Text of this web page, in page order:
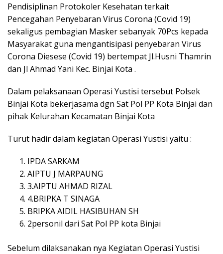
Pendisiplinan Protokoler Kesehatan terkait
Pencegahan Penyebaran Virus Corona (Covid 19)
sekaligus pembagian Masker sebanyak 70Pcs kepada
Masyarakat guna mengantisipasi penyebaran Virus
Corona Diesese (Covid 19) bertempat Jl.Husni Thamrin
dan Jl Ahmad Yani Kec. Binjai Kota .
Dalam pelaksanaan Operasi Yustisi tersebut Polsek
Binjai Kota bekerjasama dgn Sat Pol PP Kota Binjai dan
pihak Kelurahan Kecamatan Binjai Kota
Turut hadir dalam kegiatan Operasi Yustisi yaitu :
IPDA SARKAM
AIPTU J MARPAUNG
3.AIPTU AHMAD RIZAL
4.BRIPKA T SINAGA
BRIPKA AIDIL HASIBUHAN SH
2personil dari Sat Pol PP kota Binjai
Sebelum dilaksanakan nya Kegiatan Operasi Yustisi